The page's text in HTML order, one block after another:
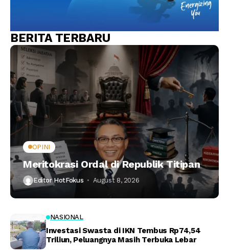
BERITA TERBARU
OPINI
Meritokrasi Ordal di Republik Titipan
Editor HotFokus August 8, 2026
NASIONAL
Investasi Swasta di IKN Tembus Rp74,54
Triliun, Peluangnya Masih Terbuka Lebar